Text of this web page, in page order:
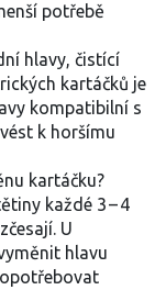
potřebě
hlavy, čistící
kartáčků je
kompatibilní s
k horšímu
kartáčku?
každé 3 – 4
U
hlavu